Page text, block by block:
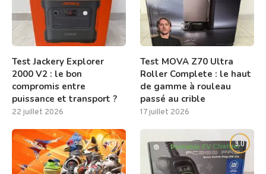
Test Jackery Explorer
2000 V2 : le bon
compromis entre
puissance et transport ?
22 juillet 2026
Test MOVA Z70 Ultra
Roller Complete : le haut
de gamme à rouleau
passé au crible
17 juillet 2026
8.0 9.0